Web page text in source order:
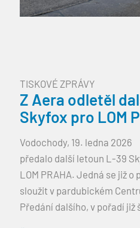
TISKOVÉ ZPRÁVY
Z Aera odletěl
Skyfox pro LOM
Vodochody, 19. ledna
předalo další letoun L-39
LOM PRAHA. Jedná se již
sloužit v pardubickém
Předání dalšího, v pořadí již